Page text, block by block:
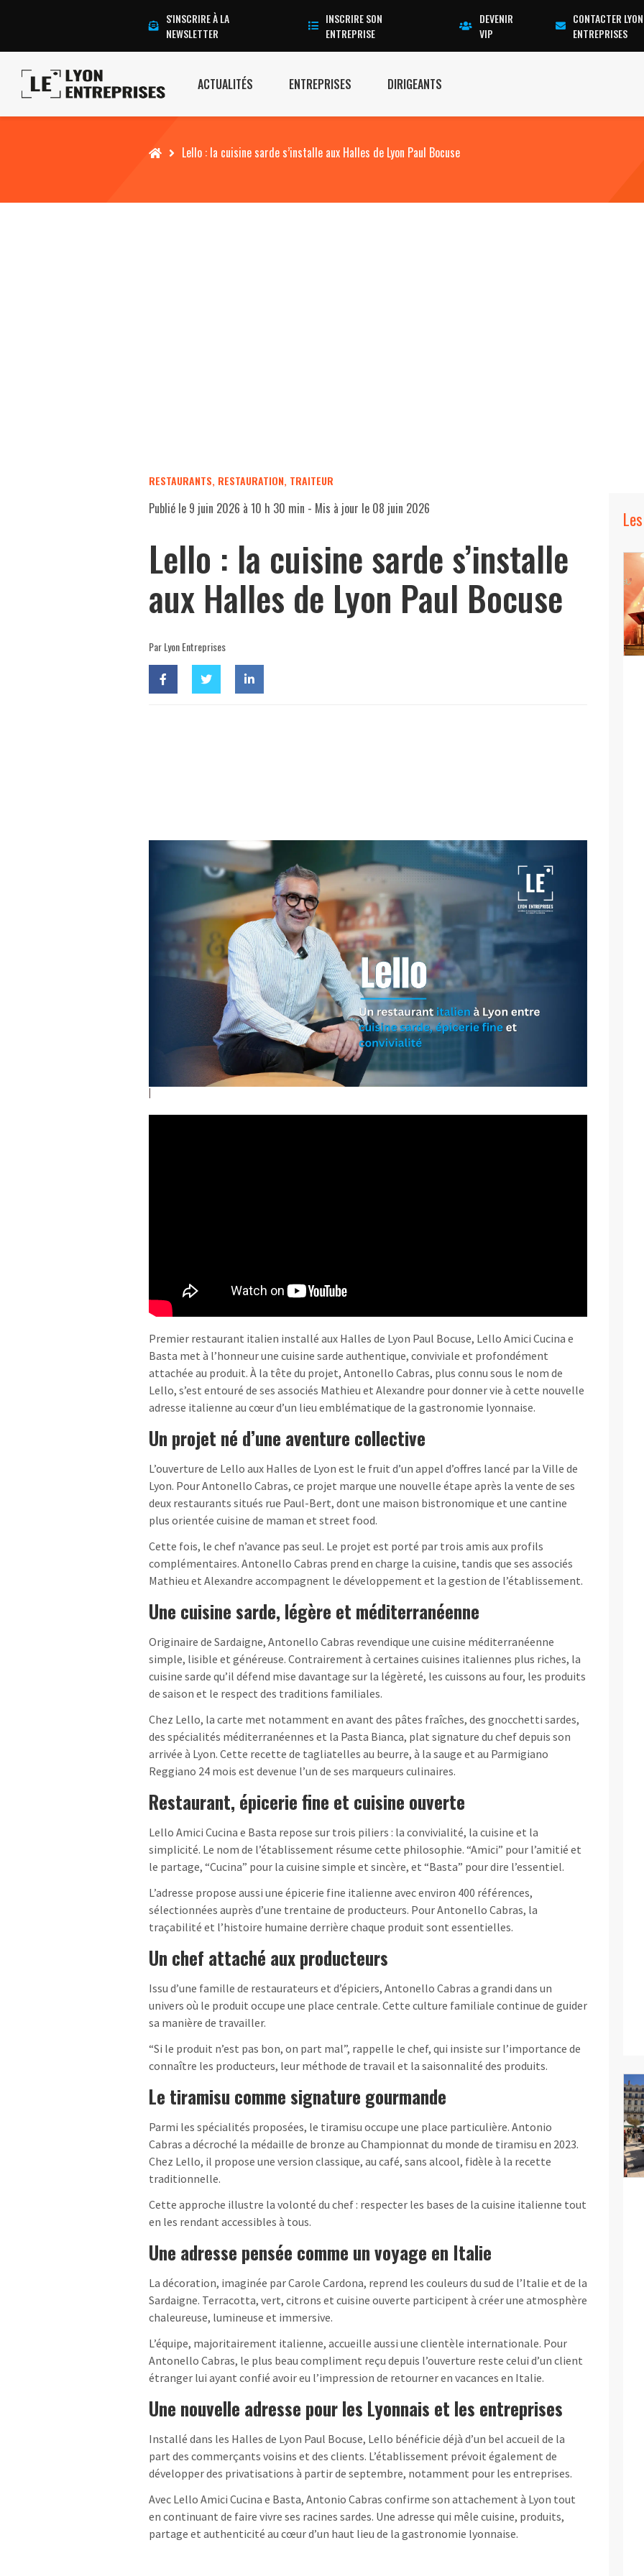
S'INSCRIRE À LA
NEWSLETTER
INSCRIRE SON
ENTREPRISE
DEVENIR
VIP
CONTACTER LYON
ENTREPRISES
ACTUALITÉS ENTREPRISES DIRIGEANTS
Accueil Lello : la cuisine sarde s’installe aux Halles de Lyon Paul Bocuse
RESTAURANTS, RESTAURATION, TRAITEUR
Publié le 9 juin 2026 à 10 h 30 min - Mis à jour le 08 juin 2026
Lello : la cuisine sarde s’installe
aux Halles de Lyon Paul Bocuse
Par Lyon Entreprises
Premier restaurant italien installé aux Halles de Lyon Paul Bocuse, Lello Amici Cucina e
Basta met à l’honneur une cuisine sarde authentique, conviviale et profondément
attachée au produit. À la tête du projet, Antonello Cabras, plus connu sous le nom de
Lello, s’est entouré de ses associés Mathieu et Alexandre pour donner vie à cette nouvelle
adresse italienne au cœur d’un lieu emblématique de la gastronomie lyonnaise.
Un projet né d’une aventure collective
L’ouverture de Lello aux Halles de Lyon est le fruit d’un appel d’offres lancé par la Ville de
Lyon. Pour Antonello Cabras, ce projet marque une nouvelle étape après la vente de ses
deux restaurants situés rue Paul-Bert, dont une maison bistronomique et une cantine
plus orientée cuisine de maman et street food.
Cette fois, le chef n’avance pas seul. Le projet est porté par trois amis aux profils
complémentaires. Antonello Cabras prend en charge la cuisine, tandis que ses associés
Mathieu et Alexandre accompagnent le développement et la gestion de l’établissement.
Une cuisine sarde, légère et méditerranéenne
Originaire de Sardaigne, Antonello Cabras revendique une cuisine méditerranéenne
simple, lisible et généreuse. Contrairement à certaines cuisines italiennes plus riches, la
cuisine sarde qu’il défend mise davantage sur la légèreté, les cuissons au four, les produits
de saison et le respect des traditions familiales.
Chez Lello, la carte met notamment en avant des pâtes fraîches, des gnocchetti sardes,
des spécialités méditerranéennes et la Pasta Bianca, plat signature du chef depuis son
arrivée à Lyon. Cette recette de tagliatelles au beurre, à la sauge et au Parmigiano
Reggiano 24 mois est devenue l’un de ses marqueurs culinaires.
Restaurant, épicerie fine et cuisine ouverte
Lello Amici Cucina e Basta repose sur trois piliers : la convivialité, la cuisine et la
simplicité. Le nom de l’établissement résume cette philosophie. “Amici” pour l’amitié et
le partage, “Cucina” pour la cuisine simple et sincère, et “Basta” pour dire l’essentiel.
L’adresse propose aussi une épicerie fine italienne avec environ 400 références,
sélectionnées auprès d’une trentaine de producteurs. Pour Antonello Cabras, la
traçabilité et l’histoire humaine derrière chaque produit sont essentielles.
Un chef attaché aux producteurs
Issu d’une famille de restaurateurs et d’épiciers, Antonello Cabras a grandi dans un
univers où le produit occupe une place centrale. Cette culture familiale continue de guider
sa manière de travailler.
“Si le produit n’est pas bon, on part mal”, rappelle le chef, qui insiste sur l’importance de
connaître les producteurs, leur méthode de travail et la saisonnalité des produits.
Le tiramisu comme signature gourmande
Parmi les spécialités proposées, le tiramisu occupe une place particulière. Antonio
Cabras a décroché la médaille de bronze au Championnat du monde de tiramisu en 2023.
Chez Lello, il propose une version classique, au café, sans alcool, fidèle à la recette
traditionnelle.
Cette approche illustre la volonté du chef : respecter les bases de la cuisine italienne tout
en les rendant accessibles à tous.
Une adresse pensée comme un voyage en Italie
La décoration, imaginée par Carole Cardona, reprend les couleurs du sud de l’Italie et de la
Sardaigne. Terracotta, vert, citrons et cuisine ouverte participent à créer une atmosphère
chaleureuse, lumineuse et immersive.
L’équipe, majoritairement italienne, accueille aussi une clientèle internationale. Pour
Antonello Cabras, le plus beau compliment reçu depuis l’ouverture reste celui d’un client
étranger lui ayant confié avoir eu l’impression de retourner en vacances en Italie.
Une nouvelle adresse pour les Lyonnais et les entreprises
Installé dans les Halles de Lyon Paul Bocuse, Lello bénéficie déjà d’un bel accueil de la
part des commerçants voisins et des clients. L’établissement prévoit également de
développer des privatisations à partir de septembre, notamment pour les entreprises.
Avec Lello Amici Cucina e Basta, Antonio Cabras confirme son attachement à Lyon tout
en continuant de faire vivre ses racines sardes. Une adresse qui mêle cuisine, produits,
partage et authenticité au cœur d’un haut lieu de la gastronomie lyonnaise.